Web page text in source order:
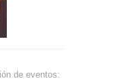
de eventos: